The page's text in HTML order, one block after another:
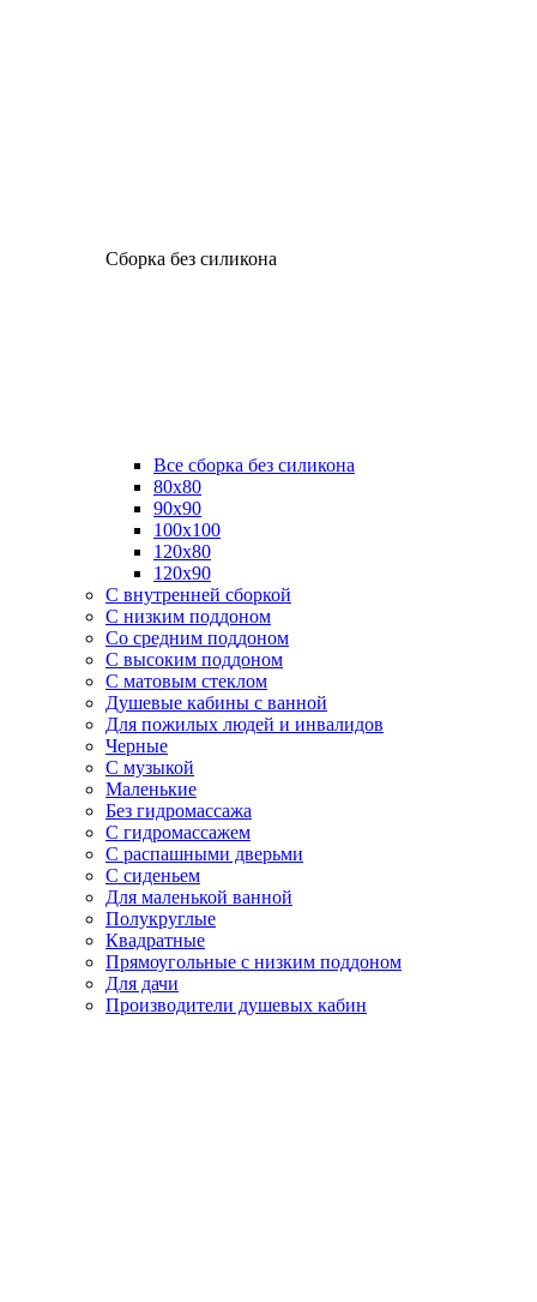
Сборка без силикона
Все сборка без силикона
80х80
90х90
100х100
120х80
120х90
С внутренней сборкой
C низким поддоном
Со средним поддоном
С высоким поддоном
С матовым стеклом
Душевые кабины с ванной
Для пожилых людей и инвалидов
Черные
С музыкой
Маленькие
Без гидромассажа
С гидромассажем
С распашными дверьми
С сиденьем
Для маленькой ванной
Полукруглые
Квадратные
Прямоугольные с низким поддоном
Для дачи
Производители душевых кабин